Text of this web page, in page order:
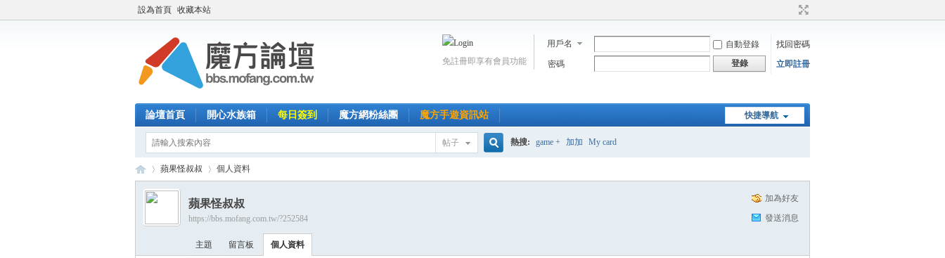
設為首頁 收藏本站
用戶名 自動登錄
找回密碼
密碼
登錄 立即註冊
免註冊即享有會員功能
快捷導航
論壇首頁 開心水族箱 每日簽到 魔方網粉絲團 魔方手遊資訊站
帖子 熱搜: game + 加加 My card
›
蘋果怪叔叔 個人資料
加為好友
發送消息
蘋果怪叔叔
https://bbs.mofang.com.tw/?252584
主題 留言板 個人資料